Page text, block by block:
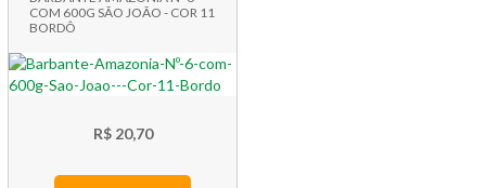
COM 600G SÃO JOÃO - COR 11
BORDÔ
R$ 20,70